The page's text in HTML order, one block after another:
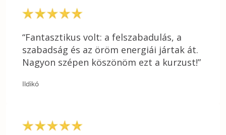
“Fantasztikus volt: a felszabadulás, a
szabadság és az öröm energiái jártak át.
Nagyon szépen köszönöm ezt a kurzust!”
Ildikó